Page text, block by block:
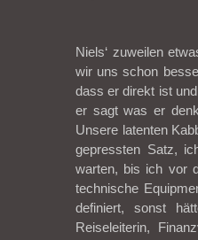
Niels‘ zuweilen
wir uns schon
dass er direkt ist
er sagt was er
Unsere latenten
gepressten Satz,
warten, bis ich vor
technische
definiert, sonst
Reiseleiterin,